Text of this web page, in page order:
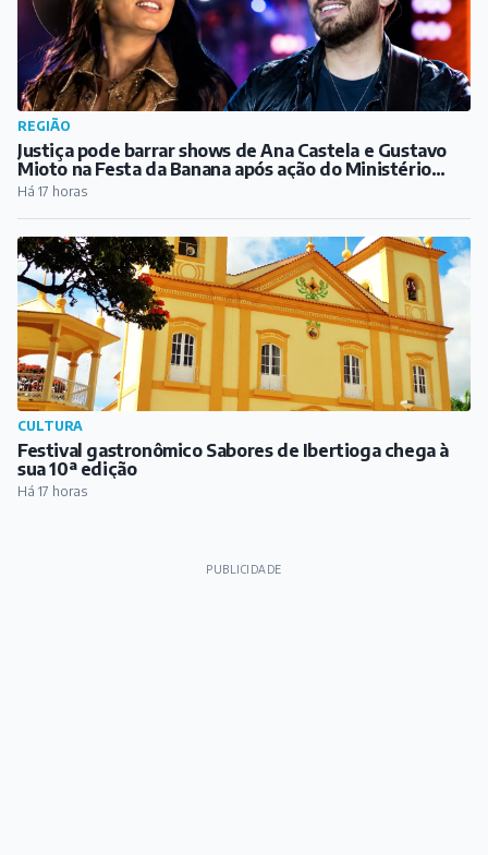
REGIÃO
Justiça pode barrar shows de Ana Castela e Gustavo
Mioto na Festa da Banana após ação do Ministério
Público
Há 17 horas
CULTURA
Festival gastronômico Sabores de Ibertioga chega à
sua 10ª edição
Há 17 horas
PUBLICIDADE